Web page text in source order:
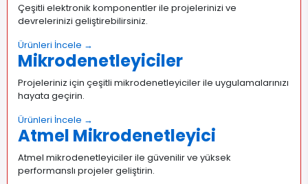
Çeşitli elektronik komponentler ile projelerinizi ve
devrelerinizi geliştirebilirsiniz.
Ürünleri İncele →
Mikrodenetleyiciler
Projeleriniz için çeşitli mikrodenetleyiciler ile uygulamalarınızı
hayata geçirin.
Ürünleri İncele →
Atmel Mikrodenetleyici
Atmel mikrodenetleyiciler ile güvenilir ve yüksek
performanslı projeler geliştirin.